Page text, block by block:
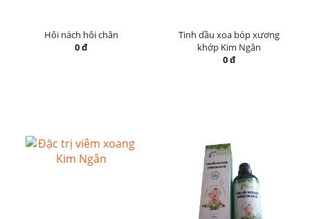
Hôi nách hôi chân
0 đ
Tinh dầu xoa bóp xương
khớp Kim Ngân
0 đ